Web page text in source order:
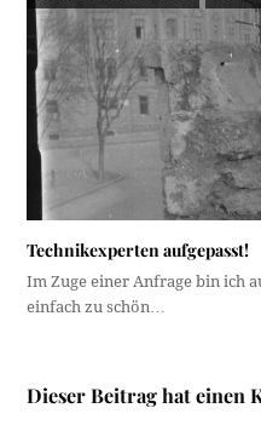
Technikexperten aufgepasst!
Im Zuge einer Anfrage bin ich
einfach zu schön…
Dieser Beitrag hat einen